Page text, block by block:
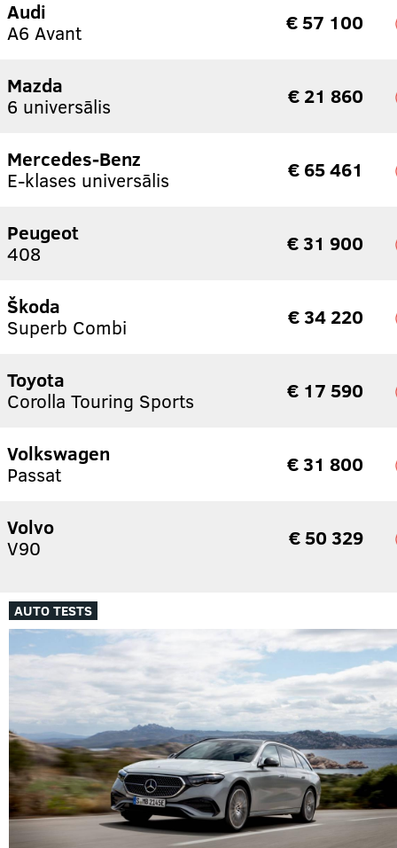
Audi
A6 Avant
€ 57 100
Mazda
6 universālis
€ 21 860
Mercedes-Benz
E-klases universālis
€ 65 461
Peugeot
408
€ 31 900
Škoda
Superb Combi
€ 34 220
Toyota
Corolla Touring Sports
€ 17 590
Volkswagen
Passat
€ 31 800
Volvo
V90
€ 50 329
AUTO TESTS